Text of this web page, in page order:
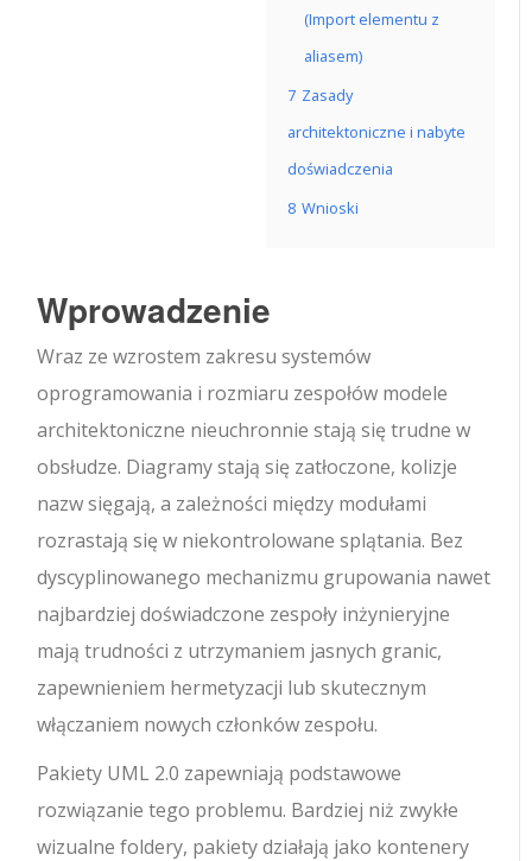
(Import elementu z
aliasem)
7 Zasady
architektoniczne i nabyte
doświadczenia
8 Wnioski
Wprowadzenie
Wraz ze wzrostem zakresu systemów
oprogramowania i rozmiaru zespołów modele
architektoniczne nieuchronnie stają się trudne w
obsłudze. Diagramy stają się zatłoczone, kolizje
nazw sięgają, a zależności między modułami
rozrastają się w niekontrolowane splątania. Bez
dyscyplinowanego mechanizmu grupowania nawet
najbardziej doświadczone zespoły inżynieryjne
mają trudności z utrzymaniem jasnych granic,
zapewnieniem hermetyzacji lub skutecznym
włączaniem nowych członków zespołu.
Pakiety UML 2.0 zapewniają podstawowe
rozwiązanie tego problemu. Bardziej niż zwykłe
wizualne foldery, pakiety działają jako kontenery